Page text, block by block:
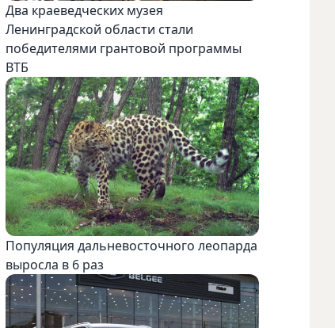
Два краеведческих музея
Ленинградской области стали
победителями грантовой программы
ВТБ
Популяция дальневосточного леопарда
выросла в 6 раз